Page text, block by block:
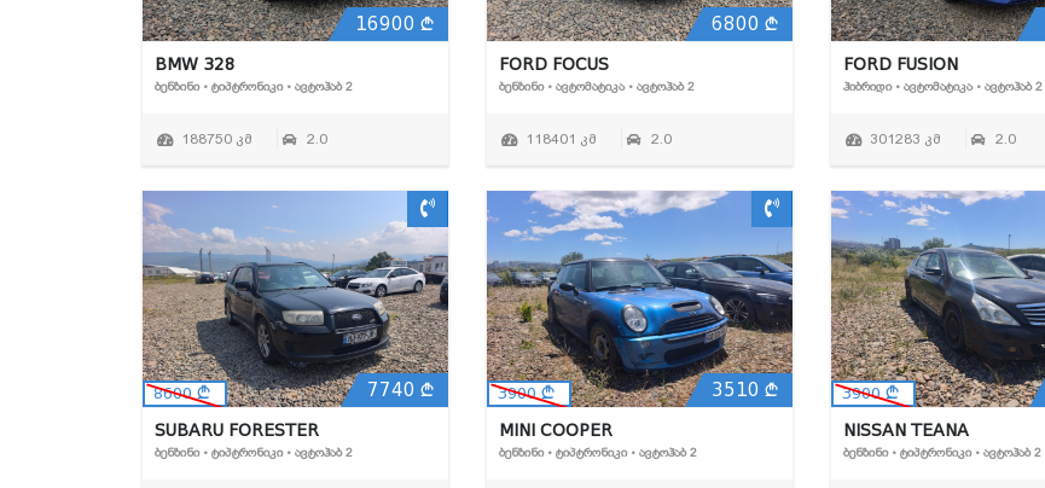
16900
BMW 328
ᲑᲔᲜᲖᲘᲜᲘ • ᲢᲘᲞᲢᲠᲝᲜᲘᲙᲘ • ᲐᲕᲢᲝᲰᲐᲑ 2
188750 კმ 2.0
6800
FORD FOCUS
ᲑᲔᲜᲖᲘᲜᲘ • ᲐᲕᲢᲝᲛᲐᲢᲘᲙᲐ • ᲐᲕᲢᲝᲰᲐᲑ 2
118401 კმ 2.0
FORD FUSION
ᲰᲘᲑᲠᲘᲓᲘ • ᲐᲕᲢᲝᲛᲐᲢᲘᲙᲐ • ᲐᲕᲢᲝᲰᲐᲑ 2
301283 კმ 2.0
8600 7740
SUBARU FORESTER
ᲑᲔᲜᲖᲘᲜᲘ • ᲢᲘᲞᲢᲠᲝᲜᲘᲙᲘ • ᲐᲕᲢᲝᲰᲐᲑ 2
3900 3510
MINI COOPER
ᲑᲔᲜᲖᲘᲜᲘ • ᲢᲘᲞᲢᲠᲝᲜᲘᲙᲘ • ᲐᲕᲢᲝᲰᲐᲑ 2
3900
NISSAN TEANA
ᲑᲔᲜᲖᲘᲜᲘ • ᲢᲘᲞᲢᲠᲝᲜᲘᲙᲘ • ᲐᲕᲢᲝᲰᲐᲑ 2